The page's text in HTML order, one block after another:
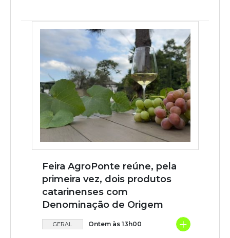
Feira AgroPonte reúne, pela
primeira vez, dois produtos
catarinenses com
Denominação de Origem
GERAL Ontem às 13h00 +